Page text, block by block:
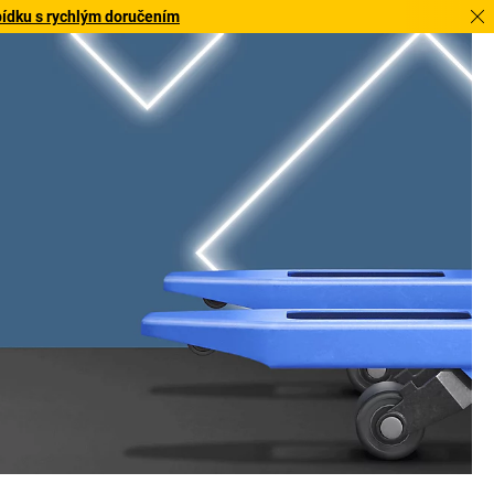
s rychlým doručením